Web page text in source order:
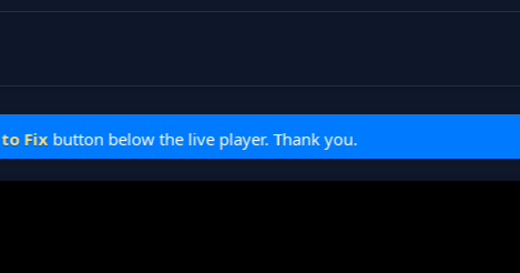
button below the live player. Thank you.